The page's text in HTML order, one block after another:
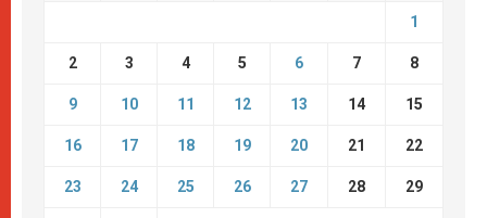
1
2 3 4 5 6 7 8
9 10 11 12 13 14 15
16 17 18 19 20 21 22
23 24 25 26 27 28 29